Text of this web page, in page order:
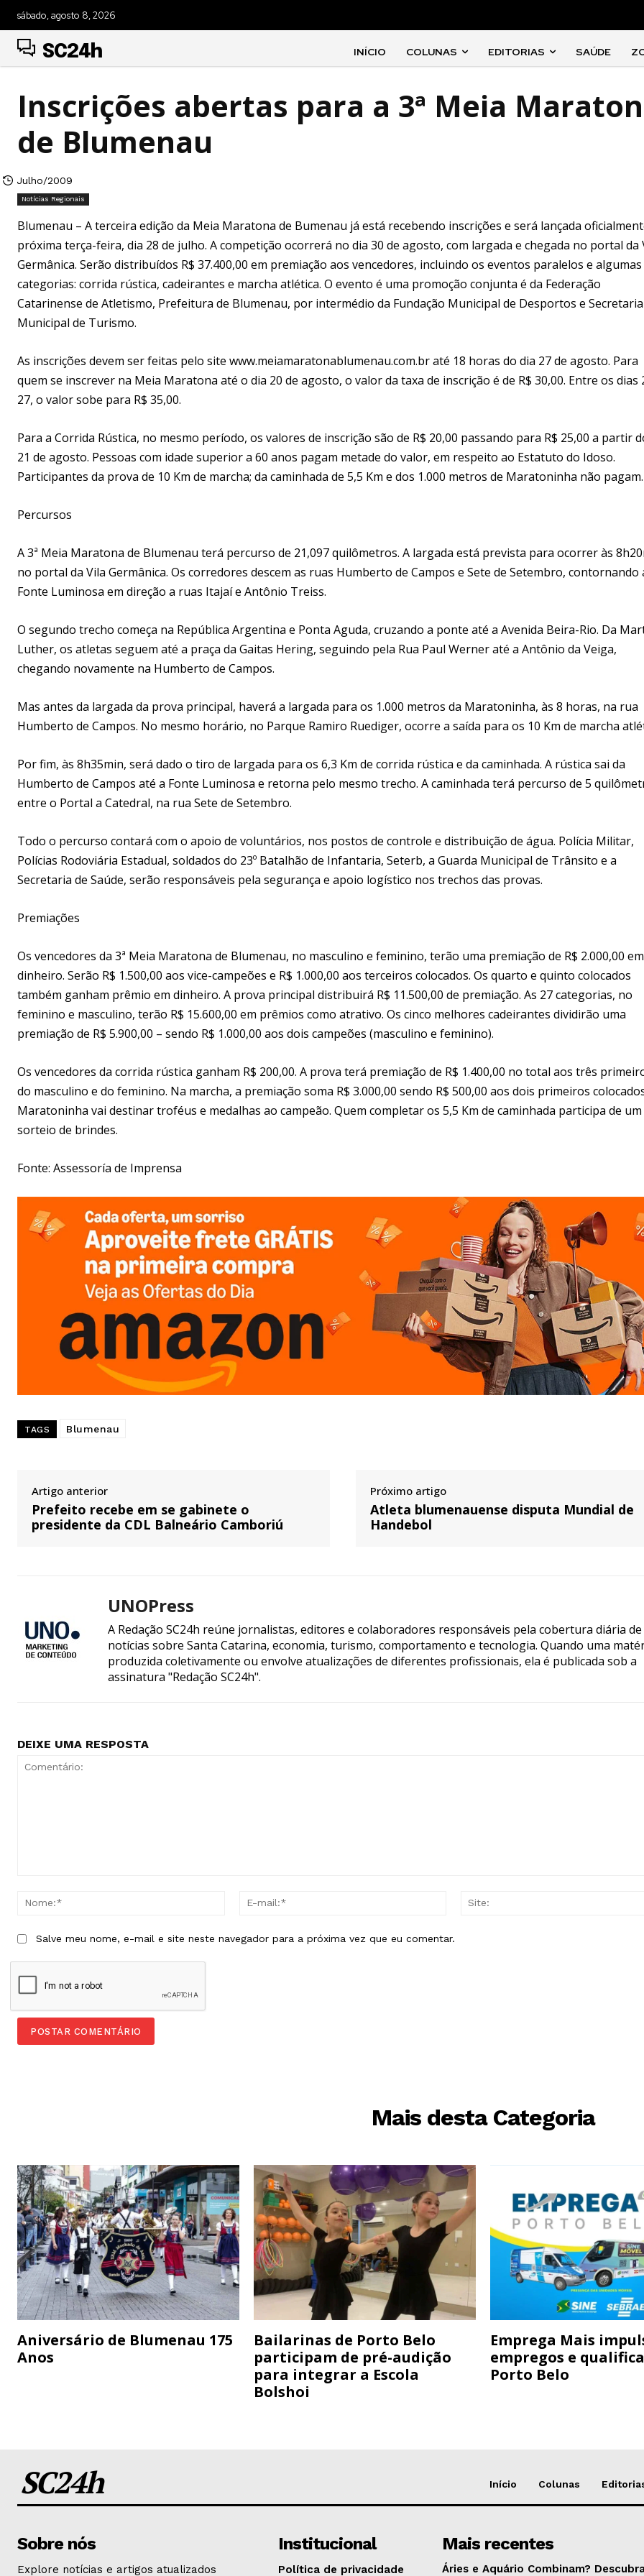
sábado, agosto 8, 2026
SC24h INÍCIO COLUNAS EDITORIAS SAÚDE
Inscrições abertas para a 3ª Meia
de Blumenau
Julho/2009
Notícias Regionais
Blumenau – A terceira edição da Meia Maratona de Bumenau já está recebendo inscrições e será lançada
próxima terça-feira, dia 28 de julho. A competição ocorrerá no dia 30 de agosto, com largada e chegada no portal da
Germânica. Serão distribuídos R$ 37.400,00 em premiação aos vencedores, incluindo os eventos paralelos e algumas
categorias: corrida rústica, cadeirantes e marcha atlética. O evento é uma promoção conjunta é da Federação
Catarinense de Atletismo, Prefeitura de Blumenau, por intermédio da Fundação Municipal de Desportos e Secretaria
Municipal de Turismo.
As inscrições devem ser feitas pelo site www.meiamaratonablumenau.com.br até 18 horas do dia 27 de agosto. Para
quem se inscrever na Meia Maratona até o dia 20 de agosto, o valor da taxa de inscrição é de R$ 30,00. Entre os dias
27, o valor sobe para R$ 35,00.
Para a Corrida Rústica, no mesmo período, os valores de inscrição são de R$ 20,00 passando para R$ 25,00 a partir
21 de agosto. Pessoas com idade superior a 60 anos pagam metade do valor, em respeito ao Estatuto do Idoso.
Participantes da prova de 10 Km de marcha; da caminhada de 5,5 Km e dos 1.000 metros de Maratoninha não pagam.
Percursos
A 3ª Meia Maratona de Blumenau terá percurso de 21,097 quilômetros. A largada está prevista para ocorrer às
no portal da Vila Germânica. Os corredores descem as ruas Humberto de Campos e Sete de Setembro, contornando
Fonte Luminosa em direção a ruas Itajaí e Antônio Treiss.
O segundo trecho começa na República Argentina e Ponta Aguda, cruzando a ponte até a Avenida Beira-Rio. Da
Luther, os atletas seguem até a praça da Gaitas Hering, seguindo pela Rua Paul Werner até a Antônio da Veiga,
chegando novamente na Humberto de Campos.
Mas antes da largada da prova principal, haverá a largada para os 1.000 metros da Maratoninha, às 8 horas, na rua
Humberto de Campos. No mesmo horário, no Parque Ramiro Ruediger, ocorre a saída para os 10 Km de marcha
Por fim, às 8h35min, será dado o tiro de largada para os 6,3 Km de corrida rústica e da caminhada. A rústica sai da
Humberto de Campos até a Fonte Luminosa e retorna pelo mesmo trecho. A caminhada terá percurso de 5
entre o Portal a Catedral, na rua Sete de Setembro.
Todo o percurso contará com o apoio de voluntários, nos postos de controle e distribuição de água. Polícia Militar,
Polícias Rodoviária Estadual, soldados do 23º Batalhão de Infantaria, Seterb, a Guarda Municipal de Trânsito e a
Secretaria de Saúde, serão responsáveis pela segurança e apoio logístico nos trechos das provas.
Premiações
Os vencedores da 3ª Meia Maratona de Blumenau, no masculino e feminino, terão uma premiação de R$ 2.000,00 em
dinheiro. Serão R$ 1.500,00 aos vice-campeões e R$ 1.000,00 aos terceiros colocados. Os quarto e quinto colocados
também ganham prêmio em dinheiro. A prova principal distribuirá R$ 11.500,00 de premiação. As 27 categorias, no
feminino e masculino, terão R$ 15.600,00 em prêmios como atrativo. Os cinco melhores cadeirantes dividirão uma
premiação de R$ 5.900,00 – sendo R$ 1.000,00 aos dois campeões (masculino e feminino).
Os vencedores da corrida rústica ganham R$ 200,00. A prova terá premiação de R$ 1.400,00 no total aos três
do masculino e do feminino. Na marcha, a premiação soma R$ 3.000,00 sendo R$ 500,00 aos dois primeiros
Maratoninha vai destinar troféus e medalhas ao campeão. Quem completar os 5,5 Km de caminhada participa de um
sorteio de brindes.
Fonte: Assessoría de Imprensa
TAGS Blumenau
Artigo anterior
Prefeito recebe em se gabinete o
presidente da CDL Balneário Camboriú
Próximo artigo
Atleta blumenauense disputa Mundial de
Handebol
UNOPress
A Redação SC24h reúne jornalistas, editores e colaboradores responsáveis pela cobertura diária de
notícias sobre Santa Catarina, economia, turismo, comportamento e tecnologia. Quando uma
produzida coletivamente ou envolve atualizações de diferentes profissionais, ela é publicada sob a
assinatura "Redação SC24h".
DEIXE UMA RESPOSTA
Nome:*
Salve meu nome, e-mail e site neste navegador para a próxima vez que eu comentar.
Mais desta Categoria
Aniversário de Blumenau 175
Anos
Bailarinas de Porto Belo
participam de pré-audição
para integrar a Escola
Bolshoi
Emprega Mais
empregos e
Porto Belo
SC24h Início Colunas
Sobre nós
Explore notícias e artigos atualizados
Institucional
Política de privacidade
Mais recentes
Áries e Aquário Combinam?